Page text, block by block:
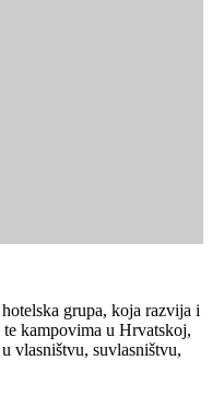
grupa, koja razvija i
kampovima u Hrvatskoj,
vlasništvu, suvlasništvu,